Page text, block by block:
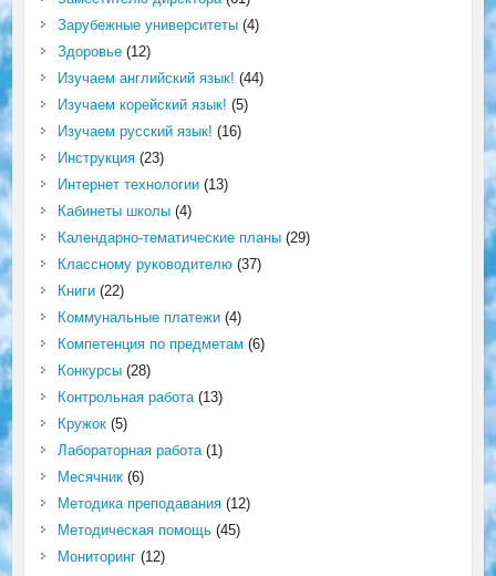
Зарубежные университеты(4)
Здоровье(12)
Изучаем английский язык! (44)
Изучаем корейский язык! (5)
Изучаем русский язык! (16)
Инструкция(23)
Интернет технологии(13)
Кабинеты школы(4)
Календарно-тематические планы(29)
Классному руководителю(37)
Книги(22)
Коммунальные платежи(4)
Компетенция по предметам (6)
Конкурсы(28)
Контрольная работа(13)
Кружок(5)
Лабораторная работа(1)
Месячник(6)
Методика преподавания(12)
Методическая помощь(45)
Мониторинг(12)